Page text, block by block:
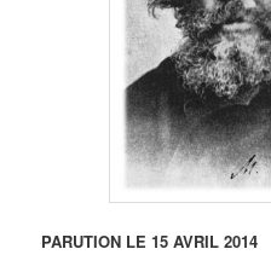
PARUTION LE 15 AVRIL 2014